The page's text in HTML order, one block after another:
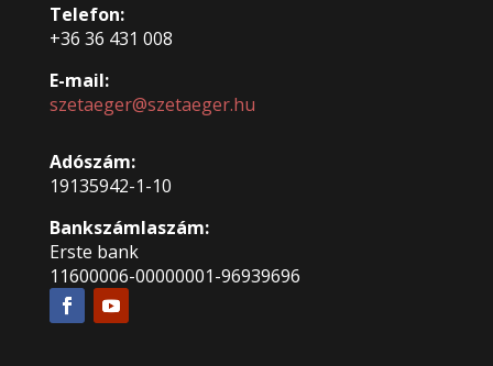
Telefon:
+36 36 431 008
E-mail:
szetaeger@szetaeger.hu
Adószám:
19135942-1-10
Bankszámlaszám:
Erste bank
11600006-00000001-96939696